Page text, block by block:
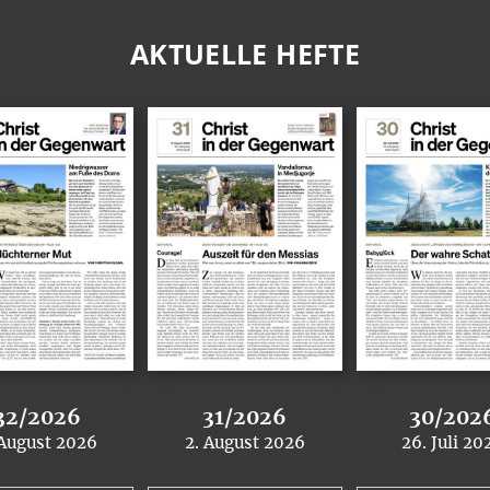
AKTUELLE HEFTE
2026
: 2026
31/2026
:
2. August 2026
30/
:
26. Juli